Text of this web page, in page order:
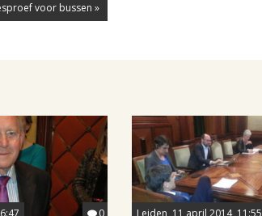
voor bussen »
0 Leiden, 11 april 2014, 11:55